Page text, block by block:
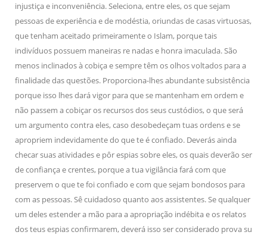
injustiça e inconveniência. Seleciona, entre eles, os que sejam
pessoas de experiência e de modéstia, oriundas de casas virtuosas,
que tenham aceitado primeiramente o Islam, porque tais
indivíduos possuem maneiras re nadas e honra imaculada. São
menos inclinados à cobiça e sempre têm os olhos voltados para a
finalidade das questões. Proporciona-lhes abundante subsistência
porque isso lhes dará vigor para que se mantenham em ordem e
não passem a cobiçar os recursos dos seus custódios, o que será
um argumento contra eles, caso desobedeçam tuas ordens e se
apropriem indevidamente do que te é confiado. Deverás ainda
checar suas atividades e pôr espias sobre eles, os quais deverão ser
de confiança e crentes, porque a tua vigilância fará com que
preservem o que te foi confiado e com que sejam bondosos para
com as pessoas. Sê cuidadoso quanto aos assistentes. Se qualquer
um deles estender a mão para a apropriação indébita e os relatos
dos teus espias confirmarem, deverá isso ser considerado prova su